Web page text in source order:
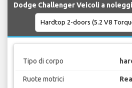
Dodge Challenger Veicoli a
Tipo di corpo
Ruote motrici